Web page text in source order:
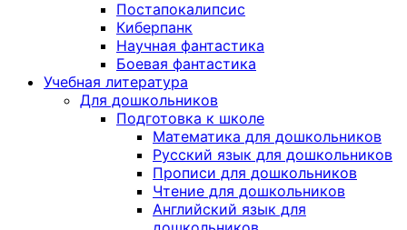
Постапокалипсис
Киберпанк
Научная фантастика
Боевая фантастика
Учебная литература
Для дошкольников
Подготовка к школе
Математика для дошкольников
Русский язык для дошкольников
Прописи для дошкольников
Чтение для дошкольников
Английский язык для